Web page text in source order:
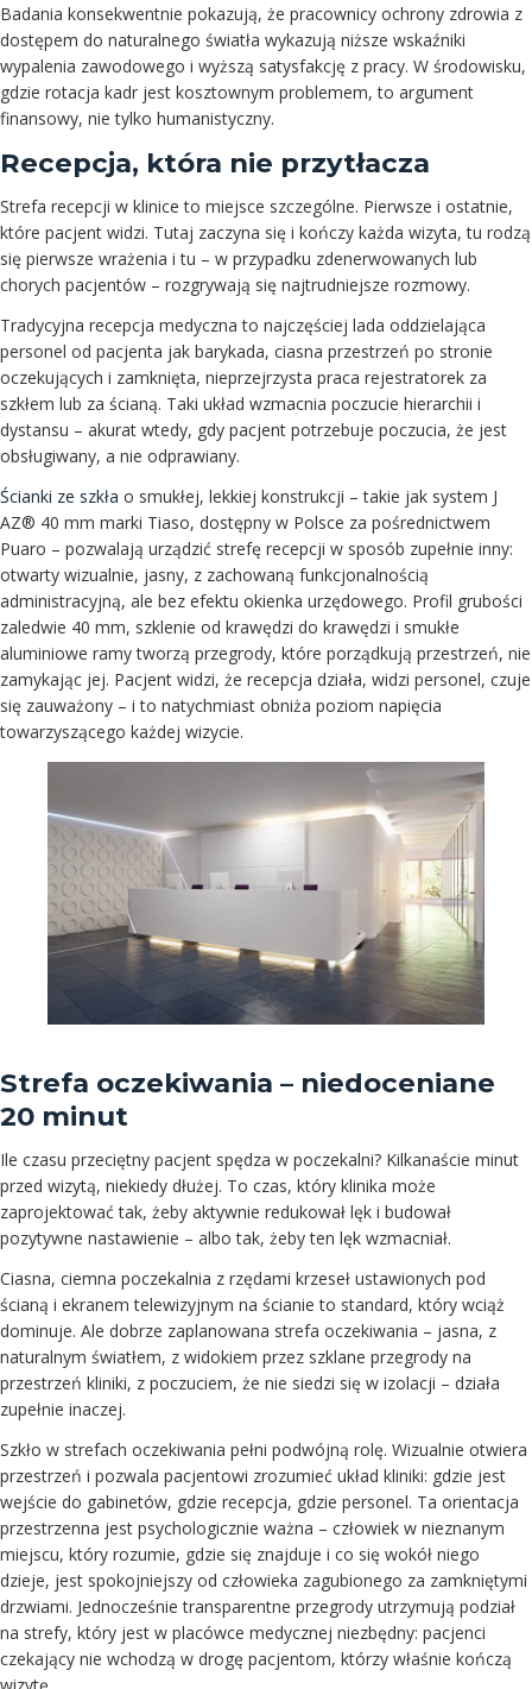
Badania konsekwentnie pokazują, że pracownicy ochrony zdrowia z
dostępem do naturalnego światła wykazują niższe wskaźniki
wypalenia zawodowego i wyższą satysfakcję z pracy. W środowisku,
gdzie rotacja kadr jest kosztownym problemem, to argument
finansowy, nie tylko humanistyczny.
Recepcja, która nie przytłacza
Strefa recepcji w klinice to miejsce szczególne. Pierwsze i ostatnie,
które pacjent widzi. Tutaj zaczyna się i kończy każda wizyta, tu rodzą
się pierwsze wrażenia i tu – w przypadku zdenerwowanych lub
chorych pacjentów – rozgrywają się najtrudniejsze rozmowy.
Tradycyjna recepcja medyczna to najczęściej lada oddzielająca
personel od pacjenta jak barykada, ciasna przestrzeń po stronie
oczekujących i zamknięta, nieprzejrzysta praca rejestratorek za
szkłem lub za ścianą. Taki układ wzmacnia poczucie hierarchii i
dystansu – akurat wtedy, gdy pacjent potrzebuje poczucia, że jest
obsługiwany, a nie odprawiany.
Ścianki ze szkła o smukłej, lekkiej konstrukcji – takie jak system J
AZ® 40 mm marki Tiaso, dostępny w Polsce za pośrednictwem
Puaro – pozwalają urządzić strefę recepcji w sposób zupełnie inny:
otwarty wizualnie, jasny, z zachowaną funkcjonalnością
administracyjną, ale bez efektu okienka urzędowego. Profil grubości
zaledwie 40 mm, szklenie od krawędzi do krawędzi i smukłe
aluminiowe ramy tworzą przegrody, które porządkują przestrzeń, nie
zamykając jej. Pacjent widzi, że recepcja działa, widzi personel, czuje
się zauważony – i to natychmiast obniża poziom napięcia
towarzyszącego każdej wizycie.
Strefa oczekiwania – niedoceniane
20 minut
Ile czasu przeciętny pacjent spędza w poczekalni? Kilkanaście minut
przed wizytą, niekiedy dłużej. To czas, który klinika może
zaprojektować tak, żeby aktywnie redukował lęk i budował
pozytywne nastawienie – albo tak, żeby ten lęk wzmacniał.
Ciasna, ciemna poczekalnia z rzędami krzeseł ustawionych pod
ścianą i ekranem telewizyjnym na ścianie to standard, który wciąż
dominuje. Ale dobrze zaplanowana strefa oczekiwania – jasna, z
naturalnym światłem, z widokiem przez szklane przegrody na
przestrzeń kliniki, z poczuciem, że nie siedzi się w izolacji – działa
zupełnie inaczej.
Szkło w strefach oczekiwania pełni podwójną rolę. Wizualnie otwiera
przestrzeń i pozwala pacjentowi zrozumieć układ kliniki: gdzie jest
wejście do gabinetów, gdzie recepcja, gdzie personel. Ta orientacja
przestrzenna jest psychologicznie ważna – człowiek w nieznanym
miejscu, który rozumie, gdzie się znajduje i co się wokół niego
dzieje, jest spokojniejszy od człowieka zagubionego za zamkniętymi
drzwiami. Jednocześnie transparentne przegrody utrzymują podział
na strefy, który jest w placówce medycznej niezbędny: pacjenci
czekający nie wchodzą w drogę pacjentom, którzy właśnie kończą